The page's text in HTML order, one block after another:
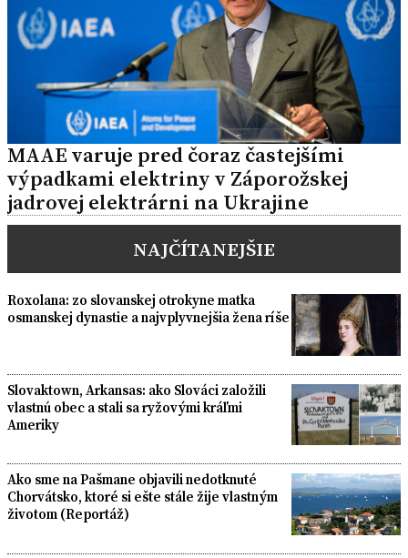
MAAE varuje pred čoraz častejšími
výpadkami elektriny v Záporožskej
jadrovej elektrárni na Ukrajine
NAJČÍTANEJŠIE
Roxolana: zo slovanskej otrokyne matka
osmanskej dynastie a najvplyvnejšia žena ríše
Slovaktown, Arkansas: ako Slováci založili
vlastnú obec a stali sa ryžovými kráľmi
Ameriky
Ako sme na Pašmane objavili nedotknuté
Chorvátsko, ktoré si ešte stále žije vlastným
životom (Reportáž)